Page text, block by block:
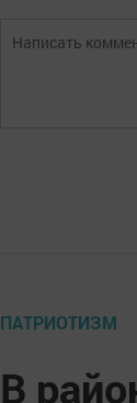
ПАТРИОТИЗМ
В